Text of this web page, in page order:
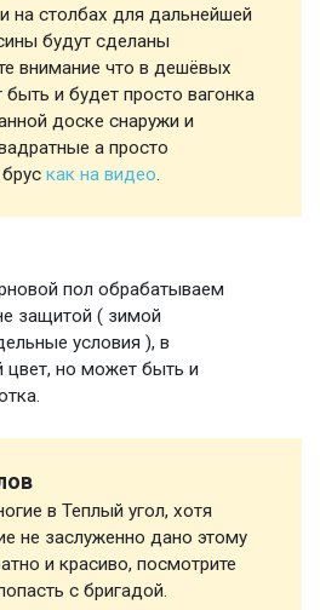
на столбах для дальнейшей
будут сделаны
внимание что в дешёвых
и будет просто вагонка
доске снаружи и
а просто
как на видео.
пол обрабатываем
защитой ( зимой
условия ), в
но может быть и
в Теплый угол, хотя
не заслуженно дано этому
и красиво, посмотрите
с бригадой.